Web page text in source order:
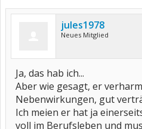
jules1978
Neues Mitglied
Ja, das hab ich...
Aber wie gesagt, er
Nebenwirkungen, gut
Ich meien er hat ja
voll im Berufsleben und